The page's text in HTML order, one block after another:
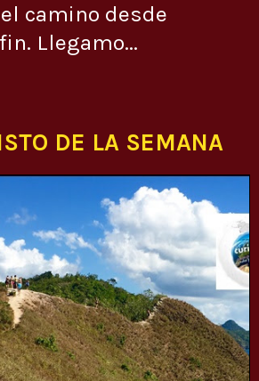
camino desde
Llegamo...
DE LA SEMANA